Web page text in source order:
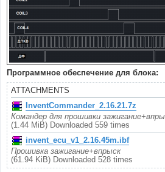
Программное обеспечение для блока:
ATTACHMENTS
InventCommander_2.16.21.7z
Командер для прошивки
(1.44 MiB) Downloaded 559 times
invent_ecu_v1_2.16.45m.ibf
Прошивка зажигание+впрыск
(61.94 KiB) Downloaded 528 times